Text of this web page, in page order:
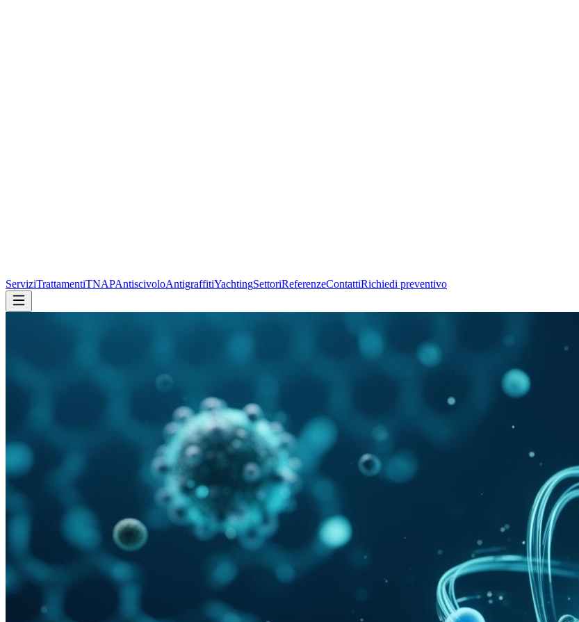
ServiziTrattamentiTNAPAntiscivoloAntigraffitiYachtingSettoriReferenzeContattiRichiedi preventivo